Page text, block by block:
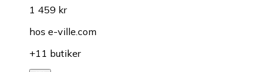
1 459 kr
hos e-ville.com
+11 butiker